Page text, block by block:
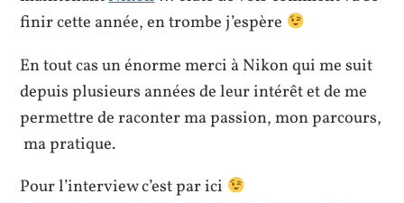
finir cette année, en trombe j’espère
En tout cas un énorme merci à Nikon qui me suit
depuis plusieurs années de leur intérêt et de me
permettre de raconter ma passion, mon parcours,
ma pratique.
Pour l’interview c’est par ici